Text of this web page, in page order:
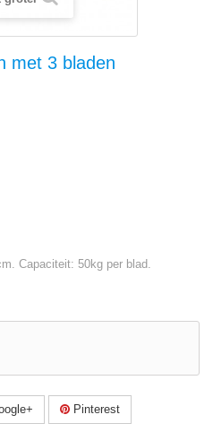
met 3 bladen
Capaciteit: 50kg per blad.
Pinterest